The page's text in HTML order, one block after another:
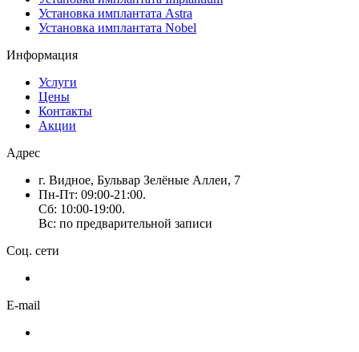
Установка имплантата Astra
Установка имплантата Nobel
Информация
Услуги
Цены
Контакты
Акции
Адрес
г. Видное, Бульвар Зелёные Аллеи, 7
Пн-Пт: 09:00-21:00.
Сб: 10:00-19:00.
Вс: по предварительной записи
Соц. сети
E-mail